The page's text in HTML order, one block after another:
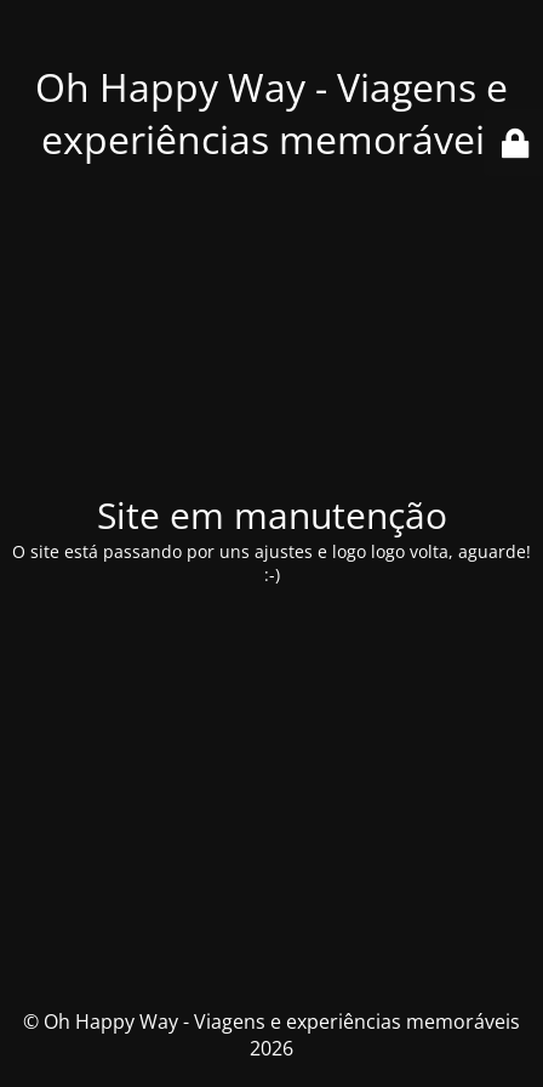
Oh Happy Way - Viagens e
experiências memoráveis
Site em manutenção
O site está passando por uns ajustes e logo logo volta, aguarde!
:-)
© Oh Happy Way - Viagens e experiências memoráveis
2026